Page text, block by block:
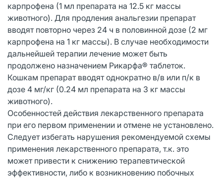
карпрофена (1 мл препарата на 12.5 кг массы
животного). Для продления анальгезии препарат
вводят повторно через 24 ч в половинной дозе (2 мг
карпрофена на 1 кг массы). В случае необходимости
дальнейшей терапии лечение может быть
продолжено назначением Рикарфа® таблеток.
Кошкам препарат вводят однократно в/в или п/к в
дозе 4 мг/кг (0.24 мл препарата на 3 кг массы
животного).
Особенностей действия лекарственного препарата
при его первом применении и отмене не установлено.
Следует избегать нарушения рекомендуемой схемы
применения лекарственного препарата, т.к. это
может привести к снижению терапевтической
эффективности, либо к возникновению побочных